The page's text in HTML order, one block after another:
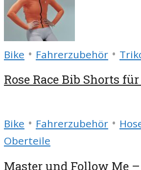
Bike • Fahrerzubehör •
Rose Race Bib Shorts
Bike • Fahrerzubehör •
Oberteile
Master und Follow Me